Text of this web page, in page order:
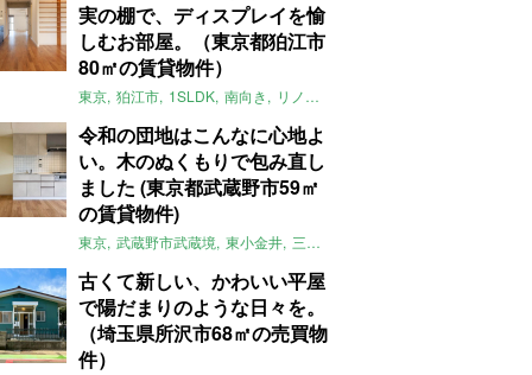
実の棚で、ディスプレイを愉
しむお部屋。（東京都狛江市
80㎡の賃貸物件）
東京 狛江市 1SLDK 南向き リノベ
令和の団地はこんなに心地よ
い。木のぬくもりで包み直し
ました (東京都武蔵野市59㎡
の賃貸物件)
東京 武蔵野市武蔵境 東小金井 三鷹
古くて新しい、かわいい平屋
で陽だまりのような日々を。
（埼玉県所沢市68㎡の売買物
件）